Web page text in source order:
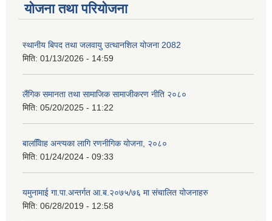
योजना तथा परियोजना
स्थानीय बिपद तथा जलवायु उत्थानशिल योजना 2082
मिति: 01/13/2026 - 14:59
लैंगिक समानता तथा सामाजिक सामाजीकरण नीति २०८०
मिति: 05/20/2025 - 11:22
बालवििाह अन्त्यका लागि रणनीगिक योजना, २०८०
मिति: 01/24/2024 - 09:33
यमुनामाई गा.पा.अन्तर्गत आ.ब.२०७५/७६ मा संचालित योजनाहरु
मिति: 06/28/2019 - 12:58